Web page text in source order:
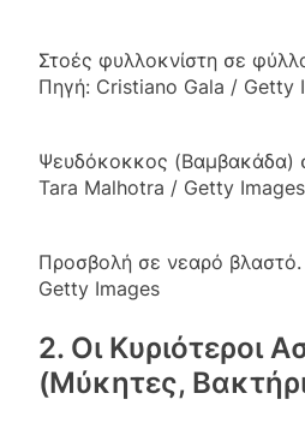
Στοές φυλλοκνίστη σε
Πηγή: Cristiano Gala / Getty
Ψευδόκοκκος (Βαμβακάδα)
Tara Malhotra / Getty Images
Προσβολή σε νεαρό
Getty Images
2. Οι Κυριότεροι
(Μύκητες,